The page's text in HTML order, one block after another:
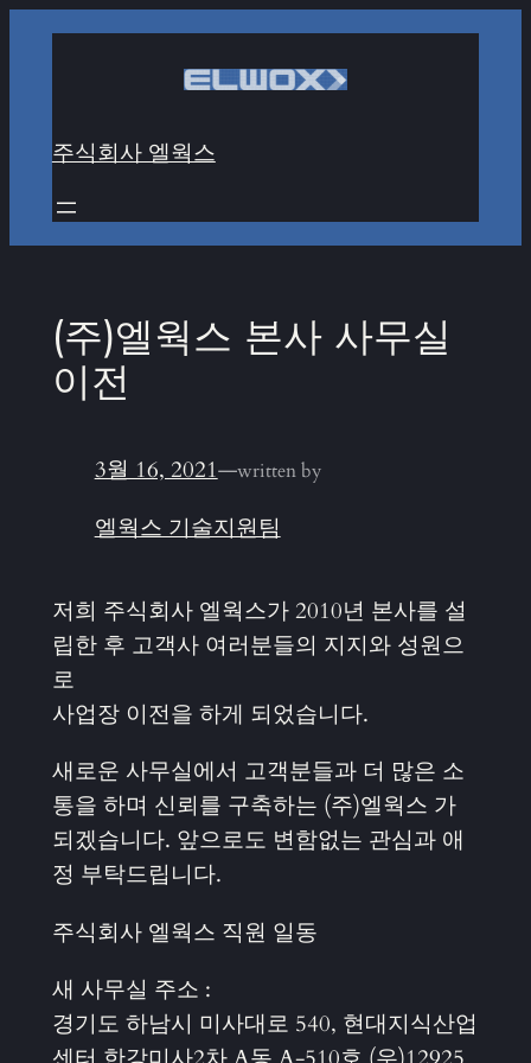
주식회사 엘웍스
(주)엘웍스 본사 사무실
이전
3월 16, 2021—written by
엘웍스 기술지원팀
저희 주식회사 엘웍스가 2010년 본사를 설
립한 후 고객사 여러분들의 지지와 성원으
로
사업장 이전을 하게 되었습니다.
새로운 사무실에서 고객분들과 더 많은 소
통을 하며 신뢰를 구축하는 (주)엘웍스 가
되겠습니다. 앞으로도 변함없는 관심과 애
정 부탁드립니다.
주식회사 엘웍스 직원 일동
새 사무실 주소 :
경기도 하남시 미사대로 540, 현대지식산업